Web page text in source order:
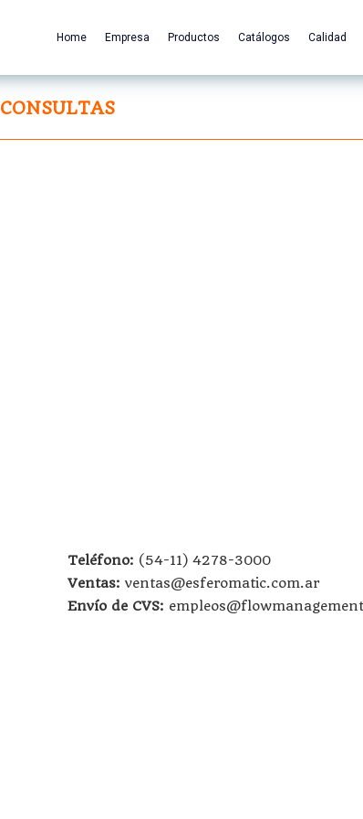
Home Empresa Productos Catálogos Calidad
CONSULTAS
Teléfono: (54-11) 4278-3000
Ventas: ventas@esferomatic.com.ar
Envío de CVS: